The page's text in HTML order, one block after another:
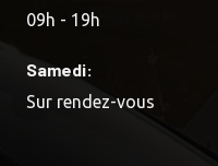
09h - 19h
Samedi:
Sur rendez-vous